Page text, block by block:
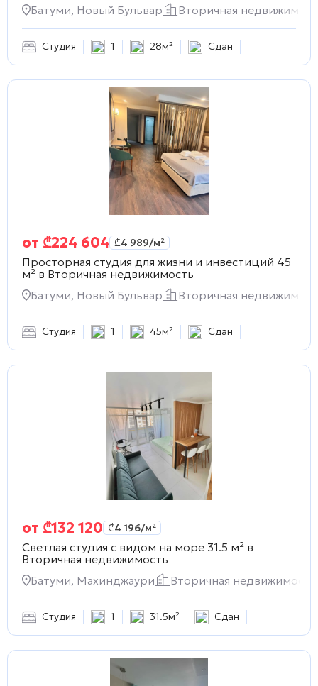
Батуми, Новый Бульвар
Вторичная
Студия 1 28м² Сдан
от ₾224 604 ₾4 989/м²
Просторная студия для жизни и инвестиций 45
м² в Вторичная недвижимость
Батуми, Новый Бульвар
Вторичная
Студия 1 45м² Сдан
от ₾132 120 ₾4 196/м²
Светлая студия с видом на море 31.5 м² в
Вторичная недвижимость
Батуми, Махинджаури
Вторичная недвижимость
Студия 1 31.5м² Сдан